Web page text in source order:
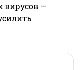
вирусов —